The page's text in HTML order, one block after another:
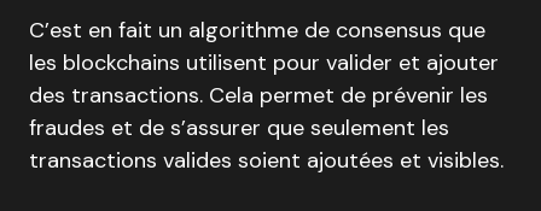
C’est en fait un algorithme de consensus que
les blockchains utilisent pour valider et ajouter
des transactions. Cela permet de prévenir les
fraudes et de s’assurer que seulement les
transactions valides soient ajoutées et visibles.